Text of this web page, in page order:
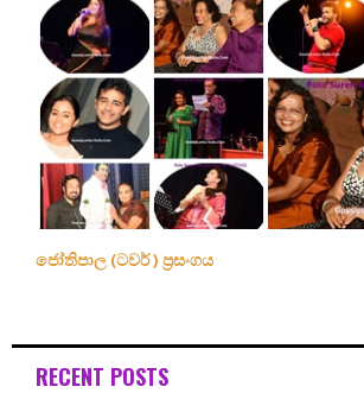
ජෝතිපාල (ටවර් ) ප්‍රසංගය
RECENT POSTS